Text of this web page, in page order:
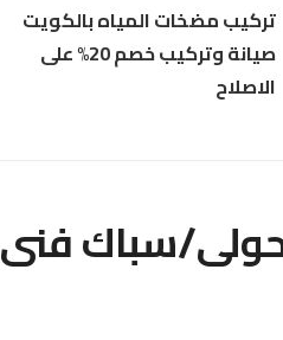
تركيب مضخات المياه بالكويت
صيانة وتركيب خصم 20% على
الاصلاح
سباك فنى